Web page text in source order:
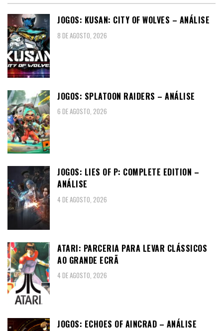
JOGOS: KUSAN: CITY OF WOLVES – ANÁLISE
8 DE AGOSTO, 2026
JOGOS: SPLATOON RAIDERS – ANÁLISE
6 DE AGOSTO, 2026
JOGOS: LIES OF P: COMPLETE EDITION –
ANÁLISE
4 DE AGOSTO, 2026
ATARI: PARCERIA PARA LEVAR CLÁSSICOS
AO GRANDE ECRÃ
4 DE AGOSTO, 2026
JOGOS: ECHOES OF AINCRAD – ANÁLISE